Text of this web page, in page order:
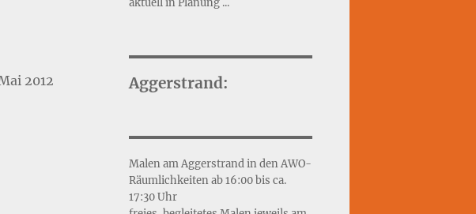
2012 Aggerstrand:
Malen am Aggerstrand in den AWO-
Räumlichkeiten ab 16:00 bis ca.
17:30 Uhr